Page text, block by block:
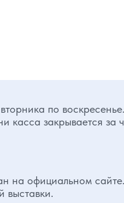
по
касса закрывается
на официальном
выставки.